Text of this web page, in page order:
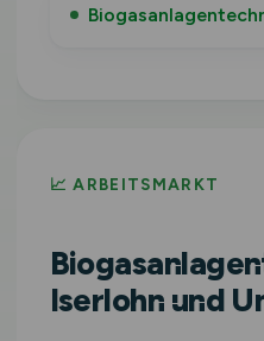
📈 ARBEITSMARKT
Iserlohn und